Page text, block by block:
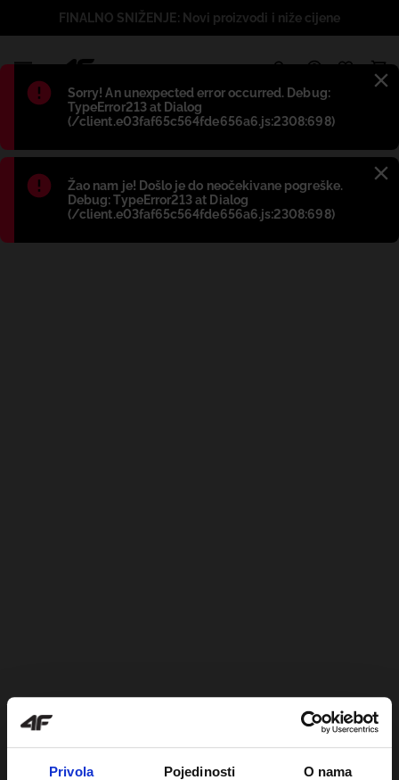
Privola Pojedinosti O nama
Błąd:
Sorry! An unexpected error occurred. Debug:
TypeError213 at Dialog
(/client.e03faf65c564fde656a6.js:2308:698)
Błąd:
Žao nam je! Došlo je do neočekivane pogreške.
Debug: TypeError213 at Dialog
(/client.e03faf65c564fde656a6.js:2308:698)
FINALNO SNIŽENJE: Novi proizvodi i niže cijene